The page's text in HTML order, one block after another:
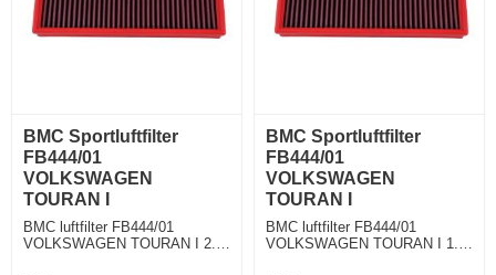
BMC Sportluftfilter
FB444/01
VOLKSWAGEN
TOURAN I
BMC luftfilter FB444/01
VOLKSWAGEN TOURAN I 2.0
BMC Sportluftfilter
FB444/01
VOLKSWAGEN
TOURAN I
BMC luftfilter FB444/01
VOLKSWAGEN TOURAN I 1.4